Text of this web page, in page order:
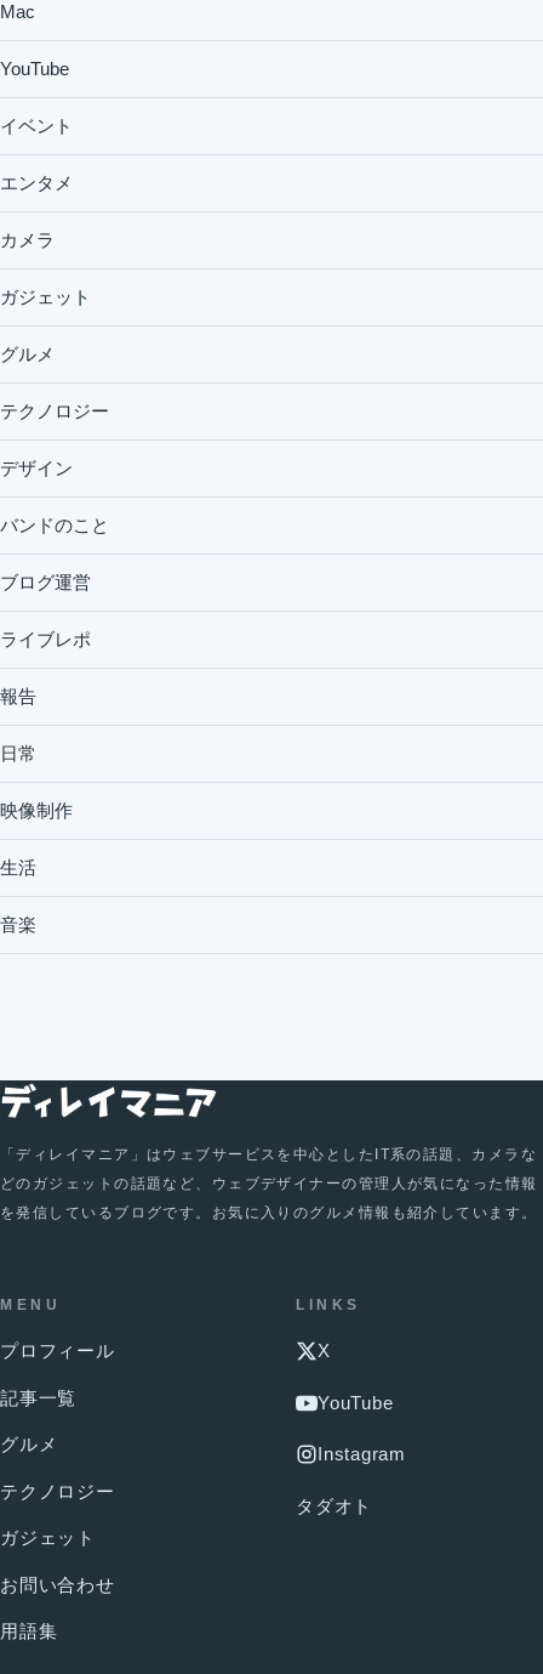
Mac
YouTube
イベント
エンタメ
カメラ
ガジェット
グルメ
テクノロジー
デザイン
バンドのこと
ブログ運営
ライブレポ
報告
日常
映像制作
生活
音楽
「ディレイマニア」はウェブサービスを中心としたIT系の話題、カメラな
どのガジェットの話題など、ウェブデザイナーの管理人が気になった情報
を発信しているブログです。お気に入りのグルメ情報も紹介しています。
MENU
プロフィール
記事一覧
グルメ
テクノロジー
ガジェット
お問い合わせ
用語集
LINKS
X
YouTube
Instagram
タダオト